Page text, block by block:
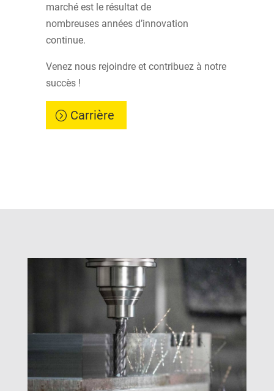
marché est le résultat de
nombreuses années d’innovation
continue.
Venez nous rejoindre et contribuez à notre
succès !
Carrière